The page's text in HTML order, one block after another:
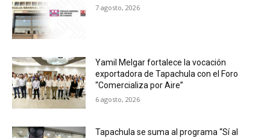
7 agosto, 2026
Yamil Melgar fortalece la vocación
exportadora de Tapachula con el Foro
“Comercializa por Aire”
6 agosto, 2026
Tapachula se suma al programa “Sí al